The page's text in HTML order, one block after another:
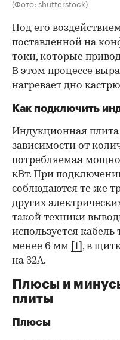
(Фото: shutterstock)
Под его
поставленной на
токи, которые
В этом процессе
нагревает дно
Как подключить
Индукционная плита
зависимости от
потребляемая
кВт. При
соблюдаются те же
других
такой техники
используется
менее 6 мм [1] , в
на 32А.
Плюсы и
плиты
Плюсы